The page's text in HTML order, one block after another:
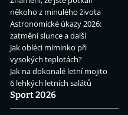
někoho z minulého života
Astronomické úkazy 2026:
zatmění slunce a další
Jak obléci miminko při
vysokých teplotách?
Jak na dokonalé letní mojito
6 lehkých letních salátů
Sport 2026